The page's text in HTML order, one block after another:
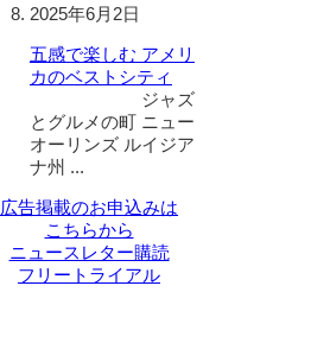
2025年6月2日
五感で楽しむ アメリ
カのベストシティ
ジャズ
とグルメの町 ニュー
オーリンズ ルイジア
ナ州 ...
広告掲載のお申込みは
こちらから
ニュースレター購読
フリートライアル